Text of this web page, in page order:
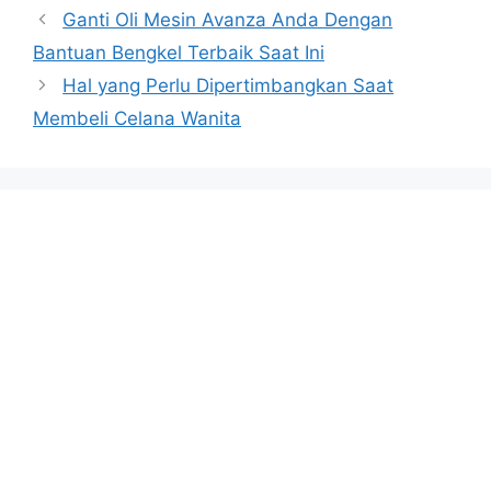
Ganti Oli Mesin Avanza Anda Dengan
Bantuan Bengkel Terbaik Saat Ini
Hal yang Perlu Dipertimbangkan Saat
Membeli Celana Wanita